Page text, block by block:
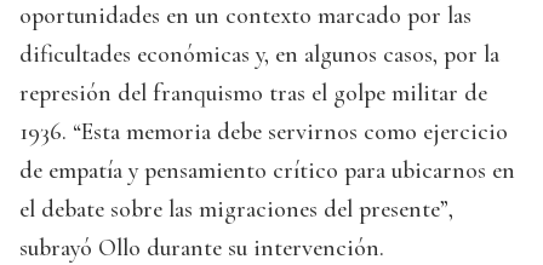
oportunidades en un contexto marcado por las
dificultades económicas y, en algunos casos, por la
represión del franquismo tras el golpe militar de
1936. “Esta memoria debe servirnos como ejercicio
de empatía y pensamiento crítico para ubicarnos en
el debate sobre las migraciones del presente”,
subrayó Ollo durante su intervención.